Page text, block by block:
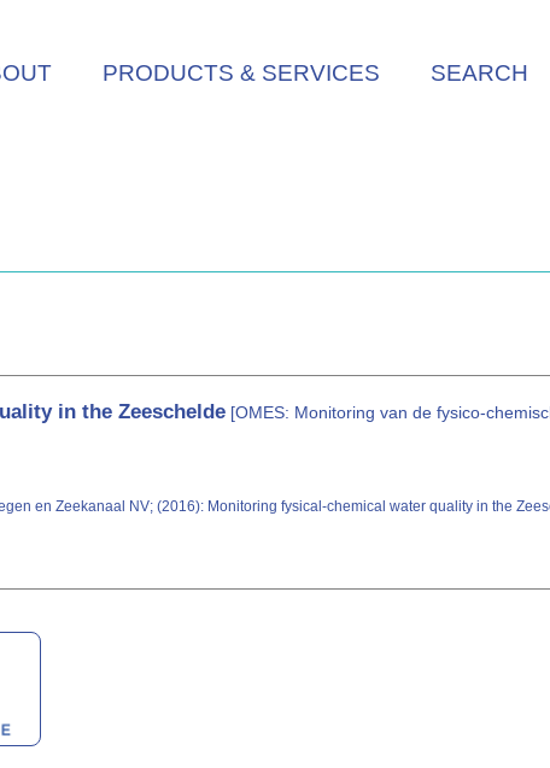
PRODUCTS & SERVICES SEARCH
in the Zeeschelde [OMES: Monitoring van de fysico-
en Zeekanaal NV; (2016): Monitoring fysical-chemical water quality in the